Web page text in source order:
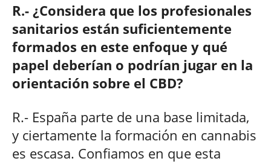
R.- ¿Considera que los profesionales
sanitarios están suficientemente
formados en este enfoque y qué
papel deberían o podrían jugar en la
orientación sobre el CBD?
R.- España parte de una base limitada,
y ciertamente la formación en cannabis
es escasa. Confiamos en que esta